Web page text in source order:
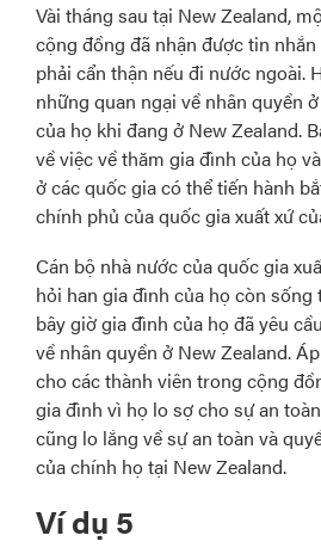
Vài tháng sau tại New Zealand,
cộng đồng đã nhận được tin
phải cẩn thận nếu đi nước ngoài.
những quan ngại về nhân quyền
của họ khi đang ở New Zealand.
về việc về thăm gia đình của họ
ở các quốc gia có thể tiến hành
chính phủ của quốc gia xuất xứ
Cán bộ nhà nước của quốc gia
hỏi han gia đình của họ còn
bây giờ gia đình của họ đã yêu
về nhân quyền ở New Zealand.
cho các thành viên trong cộng
gia đình vì họ lo sợ cho sự an
cũng lo lắng về sự an toàn và
của chính họ tại New Zealand.
Ví dụ 5